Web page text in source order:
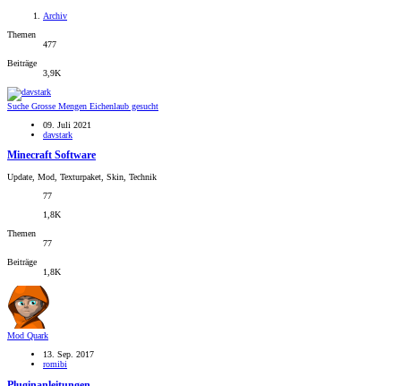
Archiv
Themen
477
Beiträge
3,9K
Suche Grosse Mengen Eichenlaub gesucht
09. Juli 2021
davstark
Minecraft Software
Update, Mod, Texturpaket, Skin, Technik
77
1,8K
Themen
77
Beiträge
1,8K
Mod Quark
13. Sep. 2017
romibi